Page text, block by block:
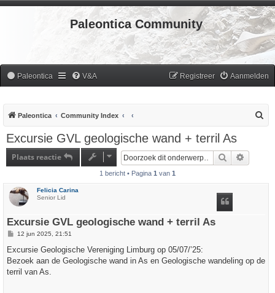
Paleontica Community
Paleontica V&A Aanmelden
Registreer
Paleontica Community Index
Excursie GVL geologische wand + terril As
Plaats reactie Zoek
1 bericht • Pagina 1 van 1
Felicia Carina
Senior Lid
Excursie GVL geologische wand + terril As
B
r
c
h
12 jun 2025, 21:51
Excursie Geologische Vereniging Limburg op 05/07/’25:
Bezoek aan de Geologische wand in As en Geologische wandeling op de
terril van As.